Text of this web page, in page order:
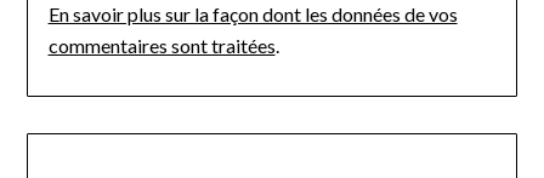
En savoir plus sur la façon dont les données de vos
commentaires sont traitées